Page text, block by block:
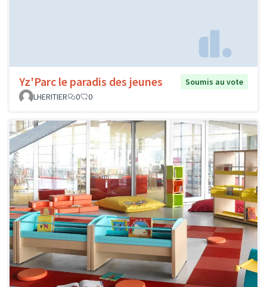
Yz'Parc le paradis des jeunes
Soumis au vote
LHERITIER
0 0